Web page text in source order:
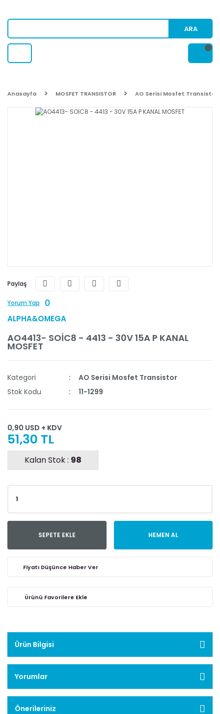
ARA
Anasayfa MOSFET TRANSISTOR AO Serisi Mosfet Transistor
Paylaş
Yorum Yap 0
ALPHA&OMEGA
AO4413- SOİC8 - 4413 - 30V 15A P KANAL
MOSFET
Kategori
AO Serisi Mosfet Transistor
Stok Kodu
11-1299
0,90 USD + KDV
51,30 TL
Kalan Stok : 98
SEPETE EKLE HEMEN AL
Fiyatı Düşünce Haber Ver
Ürün Bilgisi
Yorumlar
Önerileriniz